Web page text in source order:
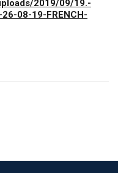
2019/09/19.-
08-19-FRENCH-